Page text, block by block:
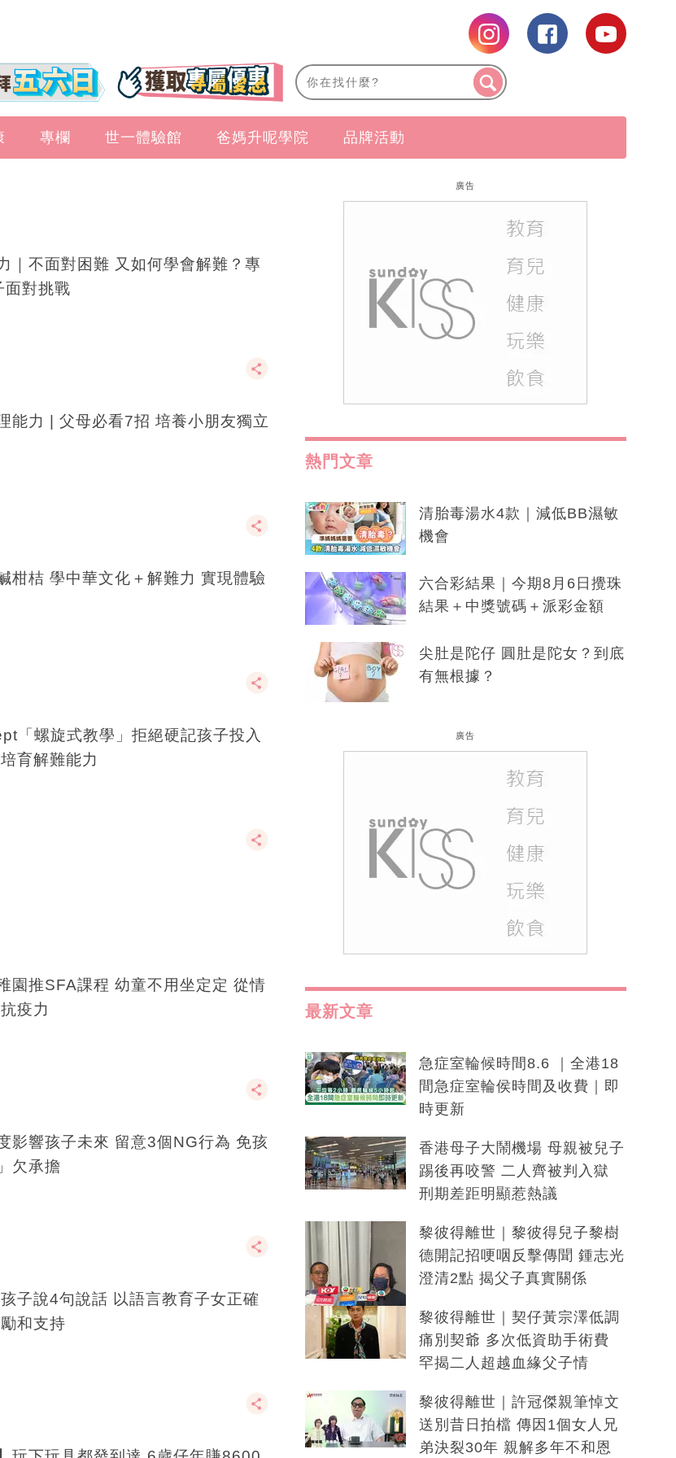
專欄 世一體驗館 爸媽升呢學院 品牌活動
｜不面對困難 又如何學會解難？專
面對挑戰
能力 | 父母必看7招 培養小朋友獨立
柑桔 學中華文化＋解難力 實現體驗
「螺旋式教學」拒絕硬記孩子投入
育解難能力
園推SFA課程 幼童不用坐定定 從情
疫力
影響孩子未來 留意3個NG行為 免孩
欠承擔
子說4句說話 以語言教育子女正確
和支持
廣告
熱門文章
清胎毒湯水4款｜減低BB濕敏
機會
六合彩結果｜今期8月6日攪珠
結果＋中獎號碼＋派彩金額
尖肚是陀仔 圓肚是陀女？到底
有無根據？
廣告
最新文章
急症室輪候時間8.6 ｜全港18
間急症室輪侯時間及收費｜即
時更新
香港母子大鬧機場 母親被兒子
踢後再咬警 二人齊被判入獄
刑期差距明顯惹熱議
黎彼得離世｜黎彼得兒子黎樹
德開記招哽咽反擊傳聞 鍾志光
澄清2點 揭父子真實關係
黎彼得離世｜契仔黃宗澤低調
痛別契爺 多次低資助手術費
罕揭二人超越血緣父子情
黎彼得離世｜許冠傑親筆悼文
送別昔日拍檔 傳因1個女人兄
弟決裂30年 親解多年不和恩